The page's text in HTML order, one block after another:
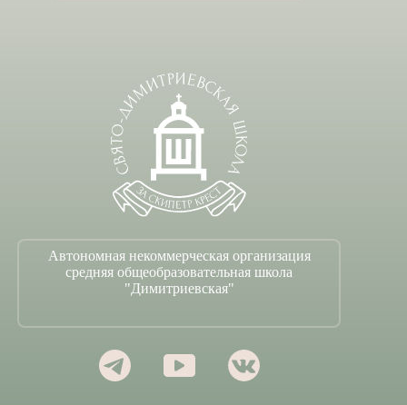
Автономная некоммерческая организация
средняя общеобразовательная школа
"Димитриевская"